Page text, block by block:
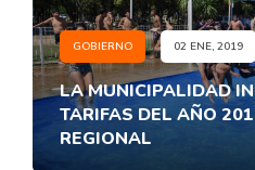
GOBIERNO 02 ENE, 2019
LA MUNICIPALIDAD
TARIFAS DEL AÑO
REGIONAL